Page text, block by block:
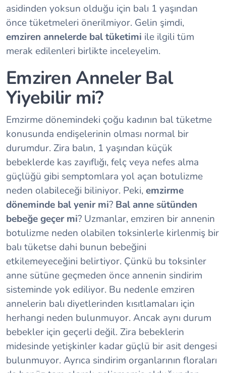
asidinden yoksun olduğu için balı 1 yaşından
önce tüketmeleri önerilmiyor. Gelin şimdi,
emziren annelerde bal tüketimi ile ilgili tüm
merak edilenleri birlikte inceleyelim.
Emziren Anneler Bal
Yiyebilir mi?
Emzirme dönemindeki çoğu kadının bal tüketme
konusunda endişelerinin olması normal bir
durumdur. Zira balın, 1 yaşından küçük
bebeklerde kas zayıflığı, felç veya nefes alma
güçlüğü gibi semptomlara yol açan botulizme
neden olabileceği biliniyor. Peki,emzirme
döneminde bal yenir mi? Bal anne sütünden
bebeğe geçer mi? Uzmanlar, emziren bir annenin
botulizme neden olabilen toksinlerle kirlenmiş bir
balı tüketse dahi bunun bebeğini
etkilemeyeceğini belirtiyor. Çünkü bu toksinler
anne sütüne geçmeden önce annenin sindirim
sisteminde yok ediliyor. Bu nedenle emziren
annelerin balı diyetlerinden kısıtlamaları için
herhangi neden bulunmuyor. Ancak aynı durum
bebekler için geçerli değil. Zira bebeklerin
midesinde yetişkinler kadar güçlü bir asit dengesi
bulunmuyor. Ayrıca sindirim organlarının floraları